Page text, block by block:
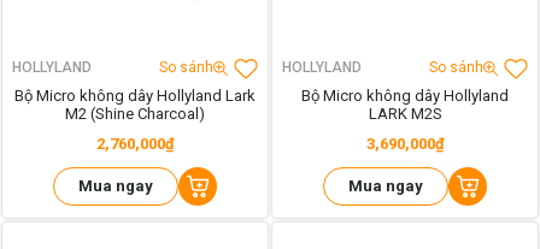
HOLLYLAND So sánh
Bộ Micro không dây Hollyland Lark
M2 (Shine Charcoal)
2,760,000₫
Mua ngay
HOLLYLAND So sánh
Bộ Micro không dây Hollyland
LARK M2S
3,690,000₫
Mua ngay